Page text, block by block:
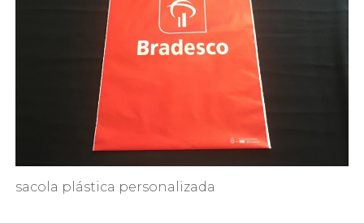
sacola plástica personalizada